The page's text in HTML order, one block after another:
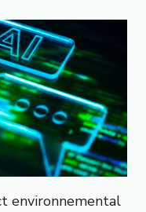
environnemental